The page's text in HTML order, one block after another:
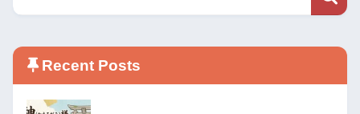
Recent Posts